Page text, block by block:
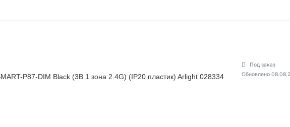
P87-DIM Black (3В 1 зона 2.4G) (IP20 пластик) Arlight 028334
Под заказ
Обновлено